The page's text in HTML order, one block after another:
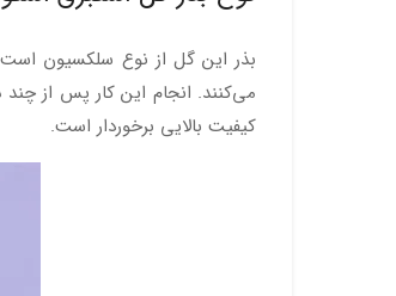
بذر این گل از نوع سلکسیون
می‌کنند. انجام این کار پس از چند
کیفیت بالایی برخوردار است.